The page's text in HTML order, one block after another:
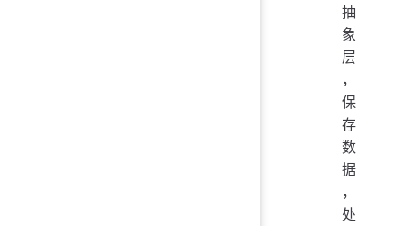
抽
象
层
，
保
存
数
据
，
处